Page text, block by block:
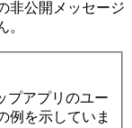
非公開メッセージ
。
プアプリのユー
例を示していま